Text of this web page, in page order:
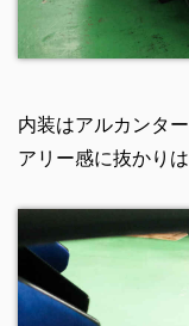
内装はアルカンタ
アリー感に抜かりは